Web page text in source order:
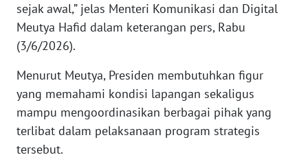
sejak awal,” jelas Menteri Komunikasi dan Digital
Meutya Hafid dalam keterangan pers, Rabu
(3/6/2026).
Menurut Meutya, Presiden membutuhkan figur
yang memahami kondisi lapangan sekaligus
mampu mengoordinasikan berbagai pihak yang
terlibat dalam pelaksanaan program strategis
tersebut.
Wahana
News
Regional
WN
WN
JAKARTA